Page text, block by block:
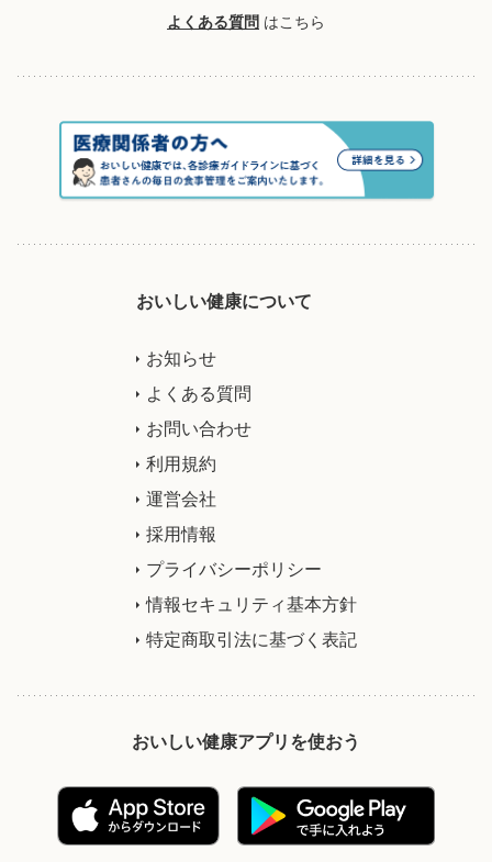
よくある質問 はこちら
おいしい健康について
お知らせ
よくある質問
お問い合わせ
利用規約
運営会社
採用情報
プライバシーポリシー
情報セキュリティ基本方針
特定商取引法に基づく表記
おいしい健康アプリを使おう